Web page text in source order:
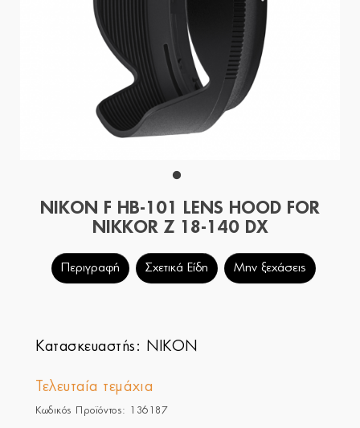
NIKON F HB-101 LENS HOOD FOR
NIKKOR Z 18-140 DX
Περιγραφή Σχετικά Είδη Μην ξεχάσεις
Κατασκευαστής: NIKON
Τελευταία τεμάχια
Κωδικός Προϊόντος: 136187